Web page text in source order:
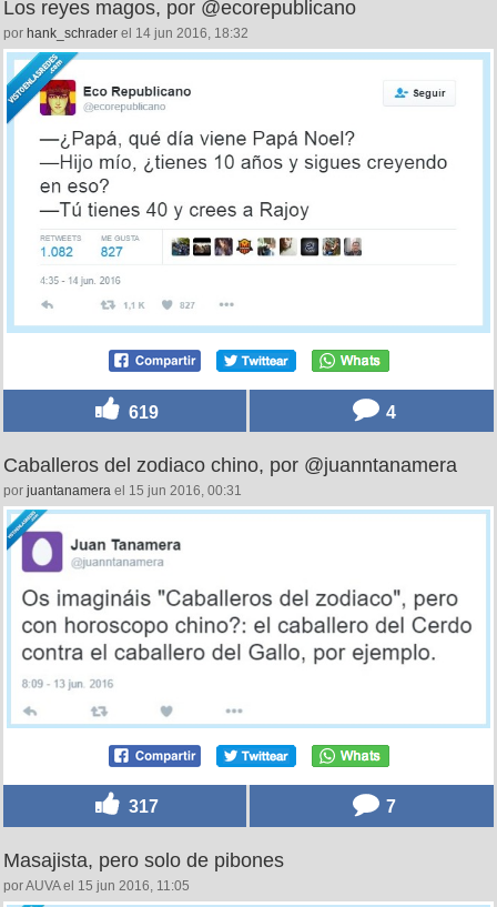
Los reyes magos, por @ecorepublicano
por hank_schrader el 14 jun 2016, 18:32
619 4
Caballeros del zodiaco chino, por @juanntanamera
por juantanamera el 15 jun 2016, 00:31
317 7
Masajista, pero solo de pibones
por AUVA el 15 jun 2016, 11:05